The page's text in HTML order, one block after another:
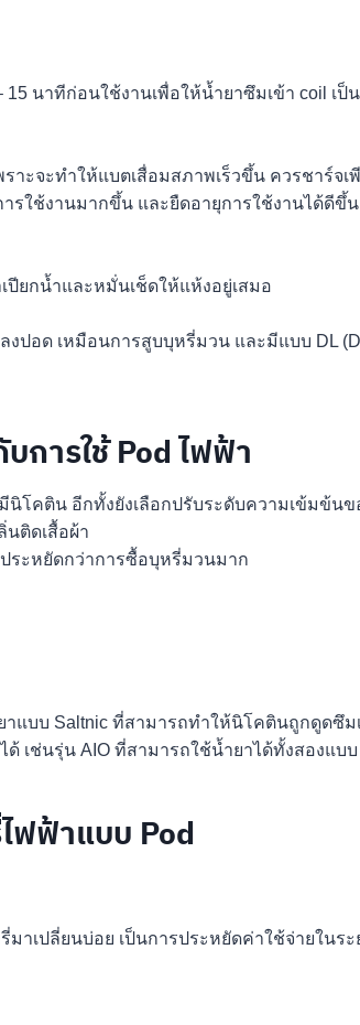
นาทีก่อนใช้งานเพื่อให้น้ำยาซึมเข้า coil เ
ะจะทำให้แบตเสื่อมสภาพเร็วขึ้น ควรชาร์จเ
รใช้งานมากขึ้น และยืดอายุการใช้งานได้ดีขึ้
ปียกน้ำและหมั่นเช็ดให้แห้งอยู่เสมอ
ปอด เหมือนการสูบบุหรี่มวน และมีแบบ DL
การใช้ Pod ไฟฟ้า
โคติน อีกทั้งยังเลือกปรับระดับความเข้มข้น
ติดเสื้อผ้า
ระหยัดกว่าการซื้อบุหรี่มวนมาก
แบบ Saltnic ที่สามารถทำให้นิโคตินถูกดูดซึม
เช่นรุ่น AIO ที่สามารถใช้น้ำยาได้ทั้งสองแบ
ฟฟ้าแบบ Pod
าเปลี่ยนบ่อย เป็นการประหยัดค่าใช้จ่ายในระ